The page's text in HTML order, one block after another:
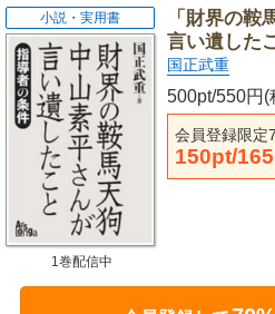
「財界の鞍
言い遺した
国正武重
500pt/550円(
会員登録限定
150pt/
小説・実用書
1巻配信中